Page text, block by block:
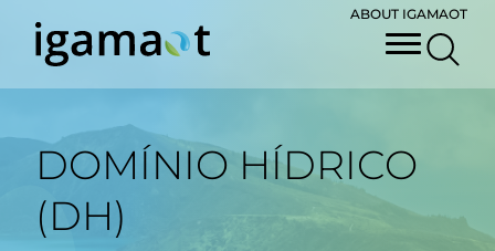
ABOUT IGAMAOT
DOMÍNIO HÍDRICO
(DH)